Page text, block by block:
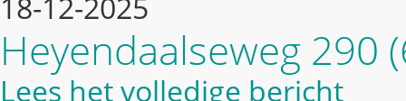
Heyendaalseweg 290
Lees het volledige bericht